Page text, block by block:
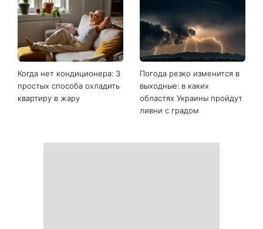
Когда нет кондиционера: 3
простых способа охладить
квартиру в жару
Погода резко изменится в
выходные: в каких
областях Украины пройдут
ливни с градом